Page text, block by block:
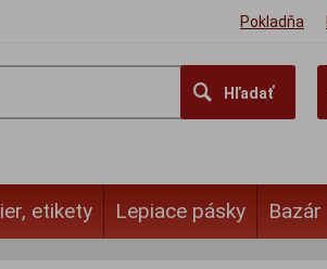
Pokladňa
Hľadať
etikety Lepiace pásky Bazár